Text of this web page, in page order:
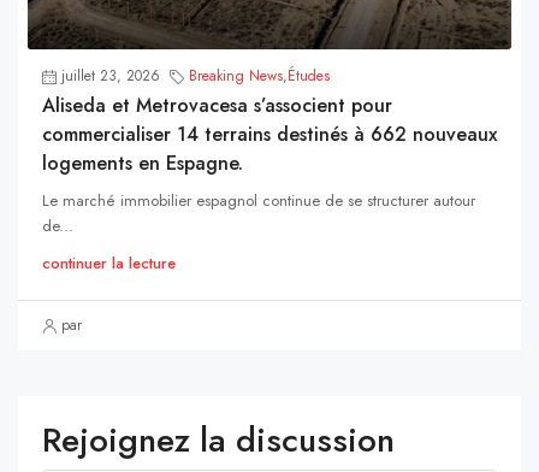
juillet 23, 2026 Breaking News,Études
Aliseda et Metrovacesa s’associent pour
commercialiser 14 terrains destinés à 662 nouveaux
logements en Espagne.
Le marché immobilier espagnol continue de se structurer autour
de...
continuer la lecture
par
Rejoignez la discussion